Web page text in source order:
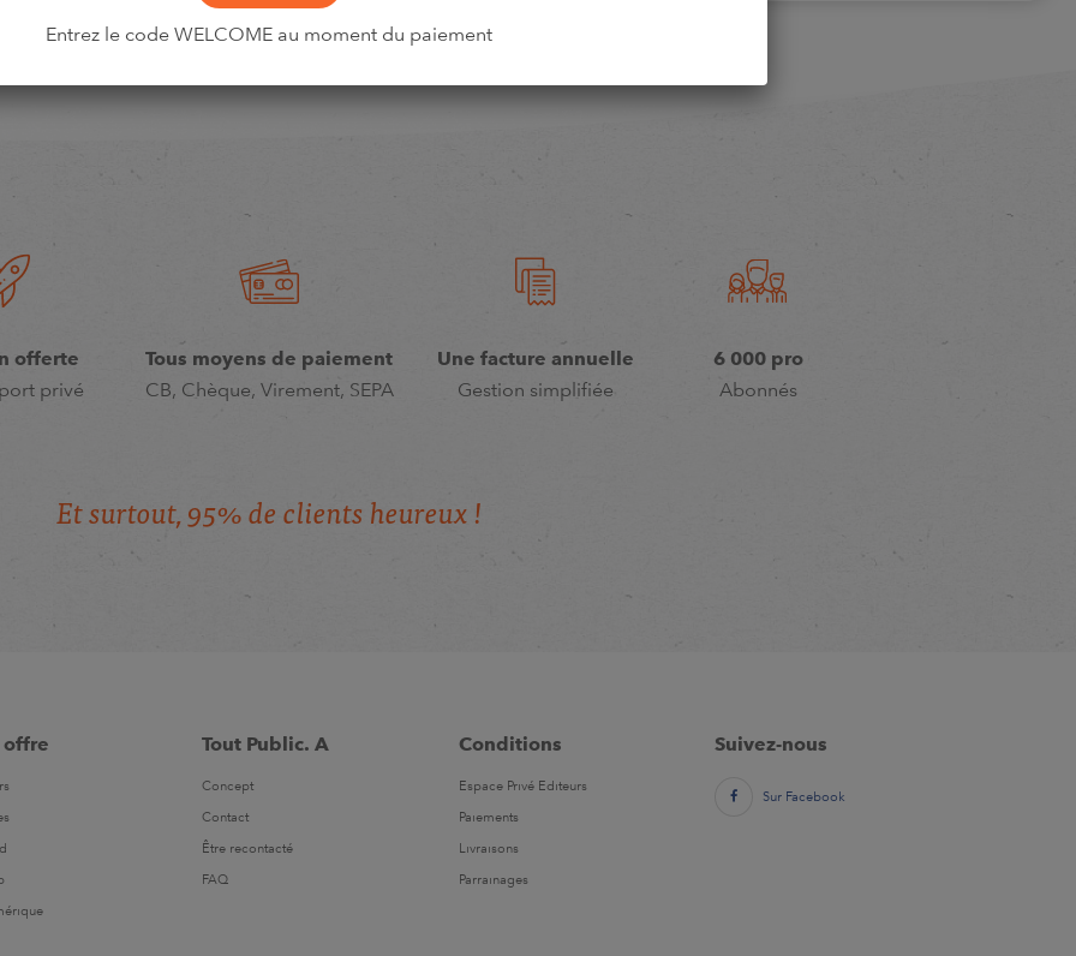
offerte
privé
Tous moyens de paiement
CB, Chèque, Virement, SEPA
Une facture annuelle
Gestion simplifiée
6 000 pro
Abonnés
Et surtout, 95% de clients heureux !
Tout Public. A
Concept
Contact
Être recontacté
FAQ
Conditions
Espace Privé Editeurs
Paiements
Livraisons
Parrainages
Suivez-nous
Sur Facebook
Entrez le code WELCOME au moment du paiement